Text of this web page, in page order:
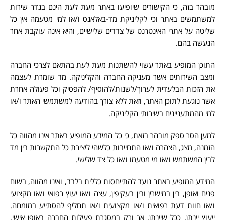
מובהר בזה, כי הקישורים שיופיעו באתר מעת לעת הינם בגדר שירות
למשתמשים באתר וכי לקליניקת מד-באלאנס ו/או למי מטעמה אין כל
שליטה על אתרי האינטרנט של צדדים שלישיים, והיא אינה עוקבת אחר
הנעשה בהם.
התוכן המופיע באתר עשוי להשתנות מעת לעת בהתאם לצרכי החברה
ומצב השירותים אשר מעניקה החברה והקליניקה. מד שומרת לעצמה
את הזכות הבלעדית לערוך/לשנות/להוסיף/ להפסיק וכל פעולה אחרת
אשר נוגעת לתוכן האתר, וזאת ללא צורך בהודעה למשתמשי האתר ו/או
למי מהמתעניינים בשירותי הקליניקה.
למען הסר ספק מובהר בזאת, כי כל המידע המופיע באתר אינו מהווה כל
הזמנה, מצג, הצהרה ו/או התחייבות כלשהי ליצירת כל התקשרות בין מד
לבין המשתמש ו/או מי מטעמו ו/או כל צד שלישי.
המידע המופיע באתר נועד להתייחסות כללית בלבד, ואינו מהווה, בשום
פנים ואופן, בין במישרין ובין בעקיפין, עצה ו/או יעוץ רפואי ו/או מקצועי
ו/או חוות דעת רפואית ו/או מקצועית ו/או תחליף להסתייע במומחה.
ייעוץ יינתן, ככל שיינתן, אך ורק במסגרת פעילות החברה באופן אישי,